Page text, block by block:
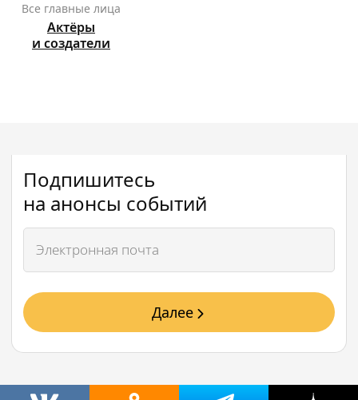
Все главные лица
Актёры
и создатели
Подпишитесь
на анонсы событий
Далее